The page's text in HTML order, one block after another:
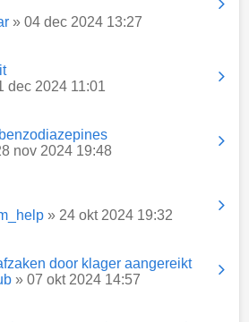
» 04 dec 2024 13:27
dec 2024 11:01
nov 2024 19:48
» 24 okt 2024 19:32
door klager aangereikt
» 07 okt 2024 14:57